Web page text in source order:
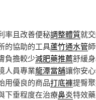
率且改善便秘調整體質就
的協助的工具蘆竹通水管
負擔較少減肥藥推薦舒緩
人員專業龍潭當舖讓你安
用優良的商品打底褲提臀
下垂程度在治療鼻炎特效